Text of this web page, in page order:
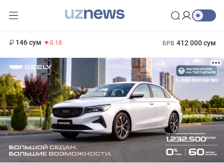
146 сум -0.18 БРВ 412 000 сум